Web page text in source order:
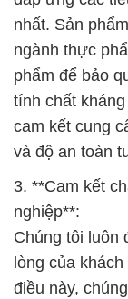
nhất. Sản
ngành thực
phẩm để bảo
tính chất
cam kết cung
và độ an toàn
3. **Cam kết
nghiệp**:
Chúng tôi luôn
lòng của
điều này,